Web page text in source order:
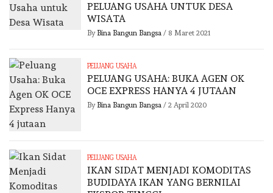
PELUANG USAHA UNTUK DESA
WISATA
By Bina Bangun Bangsa/ 8 Maret 2021
PELUANG USAHA
PELUANG USAHA: BUKA AGEN OK
OCE EXPRESS HANYA 4 JUTAAN
By Bina Bangun Bangsa/ 2 April 2020
PELUANG USAHA
IKAN SIDAT MENJADI KOMODITAS
BUDIDAYA IKAN YANG BERNILAI